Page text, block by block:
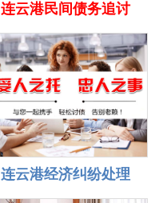
连云港民间债务追讨
连云港经济纠纷处理